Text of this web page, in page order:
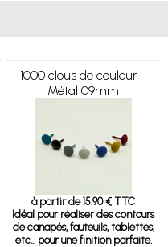
1000 clous de couleur -
Métal 09mm
à partir de 15.90 € TTC
Idéal pour réaliser des contours
de canapés, fauteuils, tablettes,
etc… pour une finition parfaite.